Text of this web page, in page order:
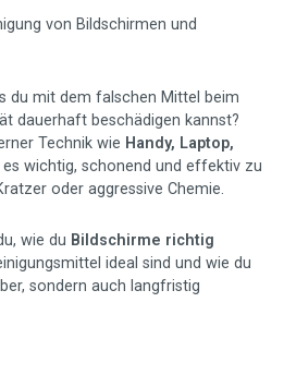
von Bildschirmen und
du mit dem falschen Mittel beim
dauerhaft beschädigen kannst?
Technik wie Handy, Laptop,
es wichtig, schonend und effektiv zu
oder aggressive Chemie.
wie du Bildschirme richtig
ideal sind und wie du
sondern auch langfristig